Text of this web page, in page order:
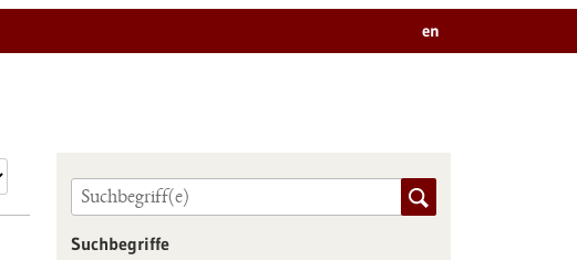
en
Suchbegriffe